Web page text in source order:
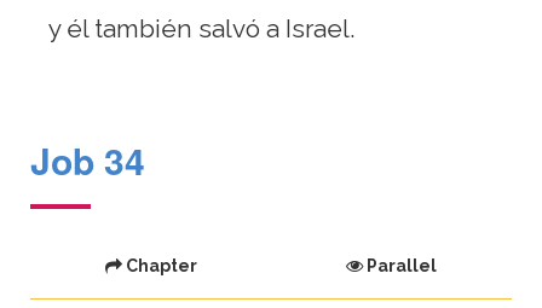
y él también salvó a Israel.
Job 34
Chapter Parallel